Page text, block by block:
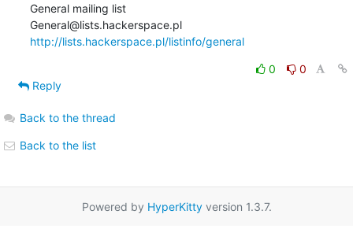
General mailing list
General@lists.hackerspace.pl
http://lists.hackerspace.pl/listinfo/general
0
0
Reply
Back to the thread
Back to the list
Powered by HyperKittyversion 1.3.7.